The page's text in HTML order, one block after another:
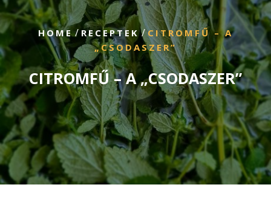
HOME/ RECEPTEK/CITROMFŰ – A
„CSODASZER”
CITROMFŰ – A „CSODASZER”